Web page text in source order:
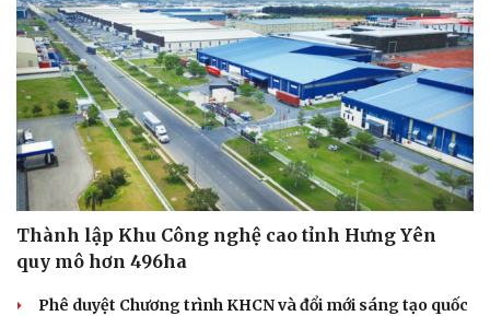
Thành lập Khu Công nghệ cao tỉnh Hưng Yên
quy mô hơn 496ha
Phê duyệt Chương trình KHCN và đổi mới sáng tạo quốc